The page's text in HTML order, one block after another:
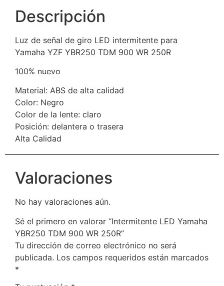
Descripción
Luz de señal de giro LED intermitente para
Yamaha YZF YBR250 TDM 900 WR 250R
100% nuevo
Material: ABS de alta calidad
Color: Negro
Color de la lente: claro
Posición: delantera o trasera
Alta Calidad
Valoraciones
No hay valoraciones aún.
Sé el primero en valorar “Intermitente LED Yamaha
YBR250 TDM 900 WR 250R”
Tu dirección de correo electrónico no será
publicada. Los campos requeridos están marcados
*